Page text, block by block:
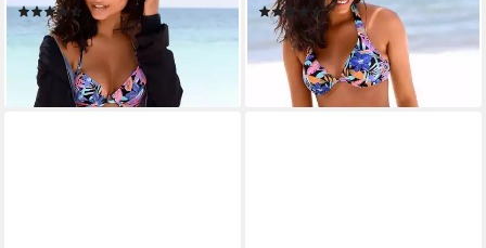
(36)
39,99 € 49,99 €
-20%
lieferbar - in 1-2 Werktagen bei dir
(68)
ab 34,99 € 44,99 €
-22%
lieferbar - in 1-2 Werktagen bei dir